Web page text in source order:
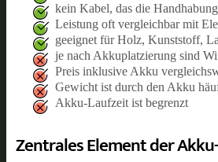
kein Kabel, das die
Leistung oft vergleichbar mit
geeignet für Holz, Kunststoff,
je nach Akkuplatzierung sind
Preis inklusive Akku
Gewicht ist durch den Akku
Akku-Laufzeit ist begrenzt
Zentrales Element der